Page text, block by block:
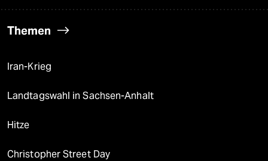
Themen
Iran-Krieg
Landtagswahl in Sachsen-Anhalt
Hitze
Christopher Street Day